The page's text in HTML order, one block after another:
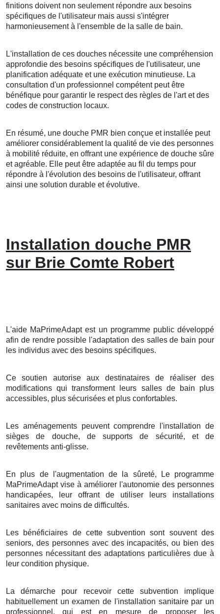
finitions doivent non seulement répondre aux besoins
spécifiques de l'utilisateur mais aussi s'intégrer
harmonieusement à l'ensemble de la salle de bain.
L'installation de ces douches nécessite une compréhension
approfondie des besoins spécifiques de l'utilisateur, une
planification adéquate et une exécution minutieuse. La
consultation d'un professionnel compétent peut être
bénéfique pour garantir le respect des règles de l'art et des
codes de construction locaux.
En résumé, une douche PMR bien conçue et installée peut
améliorer considérablement la qualité de vie des personnes
à mobilité réduite, en offrant une expérience de douche sûre
et agréable. Elle peut être adaptée au fil du temps pour
répondre à l'évolution des besoins de l'utilisateur, offrant
ainsi une solution durable et évolutive.
Installation douche PMR
sur Brie Comte Robert
L'aide MaPrimeAdapt est un programme public développé
afin de rendre possible l'adaptation des salles de bain pour
les individus avec des besoins spécifiques.
Ce soutien autorise aux destinataires de réaliser des
modifications qui transforment leurs salles de bain plus
accessibles, plus sécurisées et plus confortables.
Les aménagements peuvent comprendre l'installation de
sièges de douche, de supports de sécurité, et de
revêtements anti-glisse.
En plus de l'augmentation de la sûreté, Le programme
MaPrimeAdapt vise à améliorer l'autonomie des personnes
handicapées, leur offrant de utiliser leurs installations
sanitaires avec moins de difficultés.
Les bénéficiaires de cette subvention sont souvent des
seniors, des personnes avec des incapacités, ou bien des
personnes nécessitant des adaptations particulières due à
leur condition physique.
La démarche pour recevoir cette subvention implique
habituellement un examen de l'installation sanitaire par un
professionnel, qui est en mesure de proposer les